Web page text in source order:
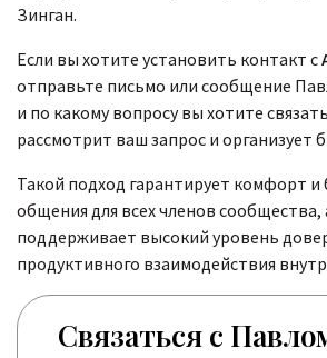
Зинган.
Если вы хотите установить контакт с
отправьте письмо или сообщение
и по какому вопросу вы хотите
рассмотрит ваш запрос и организует
Такой подход гарантирует комфорт и
общения для всех членов сообщества,
поддерживает высокий уровень
продуктивного взаимодействия
Связаться с